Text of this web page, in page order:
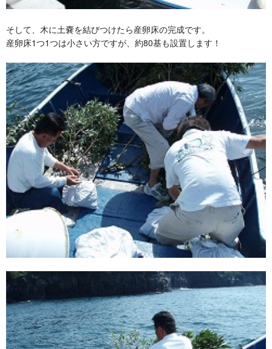
そして、木に土嚢を結びつけたら産卵床の完成です。
産卵床1つ1つは小さい方ですが、約80基も設置します！